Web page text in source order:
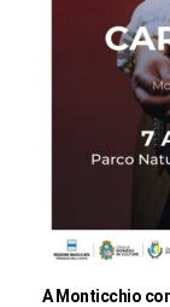
A Monticchio